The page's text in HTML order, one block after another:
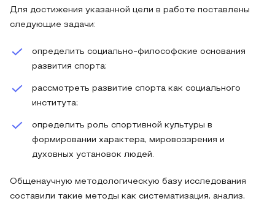
Для достижения указанной цели в работе поставлены
следующие задачи:
определить социально-философские основания
развития спорта;
рассмотреть развитие спорта как социального
института;
определить роль спортивной культуры в
формировании характера, мировоззрения и
духовных установок людей.
Общенаучную методологическую базу исследования
составили такие методы как систематизация, анализ,